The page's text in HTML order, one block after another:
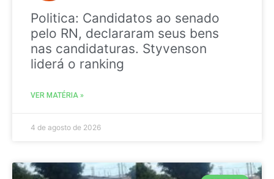
Politica: Candidatos ao senado
pelo RN, declararam seus bens
nas candidaturas. Styvenson
liderá o ranking
VER MATÉRIA »
4 de agosto de 2026